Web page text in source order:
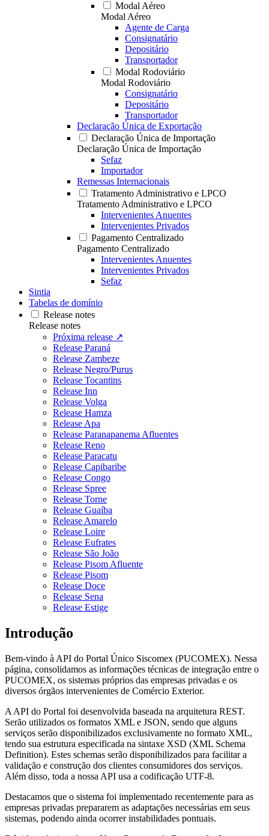
Modal Aéreo
Modal Aéreo
Agente de Carga
Consignatário
Depositário
Transportador
Modal Rodoviário
Modal Rodoviário
Consignatário
Depositário
Transportador
Declaração Única de Exportação
Declaração Única de Importação
Declaração Única de Importação
Sefaz
Importador
Remessas Internacionais
Tratamento Administrativo e LPCO
Tratamento Administrativo e LPCO
Intervenientes Anuentes
Intervenientes Privados
Pagamento Centralizado
Pagamento Centralizado
Intervenientes Anuentes
Intervenientes Privados
Sefaz
Sintia
Tabelas de domínio
Release notes
Release notes
Próxima release ↗
Release Paraná
Release Zambeze
Release Negro/Purus
Release Tocantins
Release Inn
Release Volga
Release Hamza
Release Apa
Release Paranapanema Afluentes
Release Reno
Release Paracatu
Release Capibaribe
Release Congo
Release Spree
Release Torne
Release Guaíba
Release Amarelo
Release Loire
Release Eufrates
Release São João
Release Pisom Afluente
Release Pisom
Release Doce
Release Sena
Release Estige
Introdução
Bem-vindo à API do Portal Único Siscomex (PUCOMEX). Nessa
página, consolidamos as informações técnicas de integração entre o
PUCOMEX, os sistemas próprios das empresas privadas e os
diversos órgãos intervenientes de Comércio Exterior.
A API do Portal foi desenvolvida baseada na arquitetura REST.
Serão utilizados os formatos XML e JSON, sendo que alguns
serviços serão disponibilizados exclusivamente no formato XML,
tendo sua estrutura especificada na sintaxe XSD (XML Schema
Definition). Estes schemas serão disponibilizados para facilitar a
validação e construção dos clientes consumidores dos serviços.
Além disso, toda a nossa API usa a codificação UTF-8.
Destacamos que o sistema foi implementado recentemente para as
empresas privadas prepararem as adaptações necessárias em seus
sistemas, podendo ainda ocorrer instabilidades pontuais.